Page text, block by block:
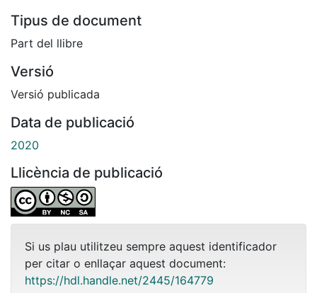
Tipus de document
Part del llibre
Versió
Versió publicada
Data de publicació
2020
Llicència de publicació
Si us plau utilitzeu sempre aquest identificador
per citar o enllaçar aquest document:
https://hdl.handle.net/2445/164779